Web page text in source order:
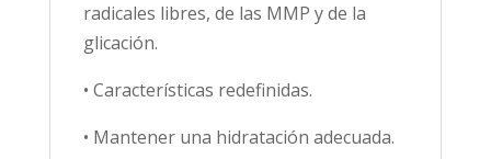
radicales libres, de las MMP y de la
glicación.
• Características redefinidas.
• Mantener una hidratación adecuada.